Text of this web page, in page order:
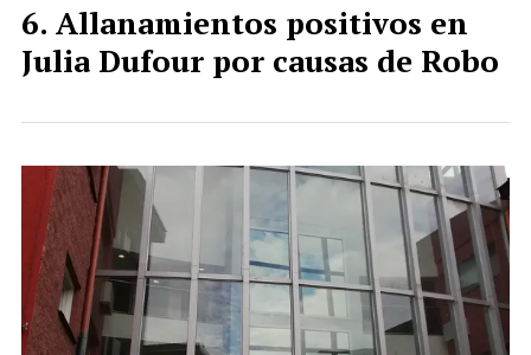
Allanamientos positivos en
Julia Dufour por causas de Robo